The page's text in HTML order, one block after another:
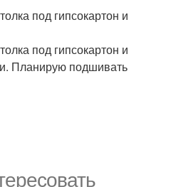
под гипсокартон и
под гипсокартон и
Планирую подшивать